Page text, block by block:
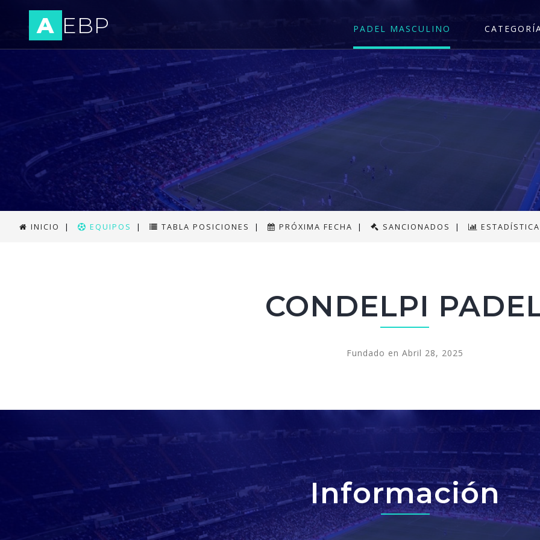
A EBP PADEL MASCULINO
INICIO | EQUIPOS | TABLA POSICIONES | PRÓXIMA FECHA | SANCIONADOS |
CONDELPI
Fundado en Abril 28, 2025
Información